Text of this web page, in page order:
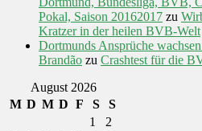
Pokal, Saison 20162017 zu
Kratzer in der heilen BVB-Welt
Dortmunds Ansprüche
Brandão zu Crashtest für die
August 2026
M D M D F S
S
1
2